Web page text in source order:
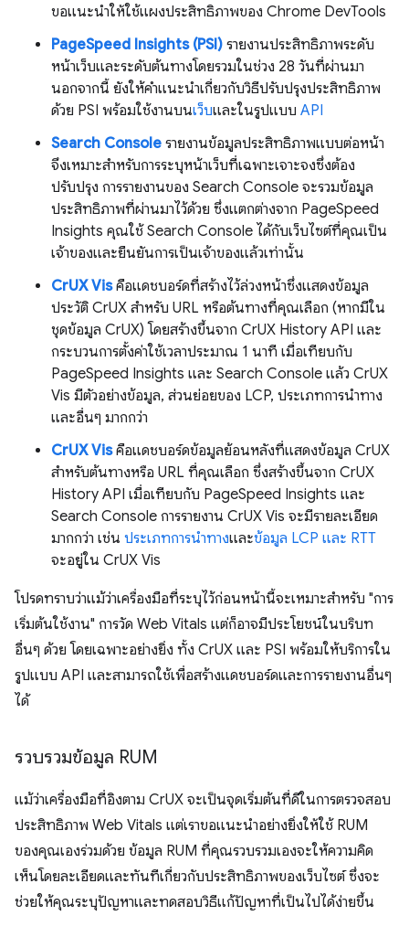
ขอแนะนำให้ใช้แผงประสิทธิภาพของ Chrome DevTools
PageSpeed Insights (PSI) รายงานประสิทธิภาพระดับ
หน้าเว็บและระดับต้นทางโดยรวมในช่วง 28 วันที่ผ่านมา
นอกจากนี้ ยังให้คำแนะนำเกี่ยวกับวิธีปรับปรุงประสิทธิภาพ
ด้วย PSI พร้อมใช้งานบนเว็บและในรูปแบบ API
Search Console รายงานข้อมูลประสิทธิภาพแบบต่อหน้า
จึงเหมาะสำหรับการระบุหน้าเว็บที่เฉพาะเจาะจงซึ่งต้อง
ปรับปรุง การรายงานของ Search Console จะรวมข้อมูล
ประสิทธิภาพที่ผ่านมาไว้ด้วย ซึ่งแตกต่างจาก PageSpeed
Insights คุณใช้ Search Console ได้กับเว็บไซต์ที่คุณเป็น
เจ้าของและยืนยันการเป็นเจ้าของแล้วเท่านั้น
CrUX Visคือแดชบอร์ดที่สร้างไว้ล่วงหน้าซึ่งแสดงข้อมูล
ประวัติ CrUX สำหรับ URL หรือต้นทางที่คุณเลือก (หากมีใน
ชุดข้อมูล CrUX) โดยสร้างขึ้นจาก CrUX History API และ
กระบวนการตั้งค่าใช้เวลาประมาณ 1 นาที เมื่อเทียบกับ
PageSpeed Insights และ Search Console แล้ว CrUX
Vis มีตัวอย่างข้อมูล, ส่วนย่อยของ LCP, ประเภทการนำทาง
และอื่นๆ มากกว่า
CrUX Visคือแดชบอร์ดข้อมูลย้อนหลังที่แสดงข้อมูล CrUX
สำหรับต้นทางหรือ URL ที่คุณเลือก ซึ่งสร้างขึ้นจาก CrUX
History API เมื่อเทียบกับ PageSpeed Insights และ
Search Console การรายงาน CrUX Vis จะมีรายละเอียด
มากกว่า เช่น ประเภทการนำทางและข้อมูล LCP และ RTT
จะอยู่ใน CrUX Vis
โปรดทราบว่าแม้ว่าเครื่องมือที่ระบุไว้ก่อนหน้านี้จะเหมาะสําหรับ "การ
เริ่มต้นใช้งาน" การวัด Web Vitals แต่ก็อาจมีประโยชน์ในบริบท
อื่นๆ ด้วย โดยเฉพาะอย่างยิ่ง ทั้ง CrUX และ PSI พร้อมให้บริการใน
รูปแบบ API และสามารถใช้เพื่อสร้างแดชบอร์ดและการรายงานอื่นๆ
ได้
รวบรวมข้อมูล RUM
แม้ว่าเครื่องมือที่อิงตาม CrUX จะเป็นจุดเริ่มต้นที่ดีในการตรวจสอบ
ประสิทธิภาพ Web Vitals แต่เราขอแนะนำอย่างยิ่งให้ใช้ RUM
ของคุณเองร่วมด้วย ข้อมูล RUM ที่คุณรวบรวมเองจะให้ความคิด
เห็นโดยละเอียดและทันทีเกี่ยวกับประสิทธิภาพของเว็บไซต์ ซึ่งจะ
ช่วยให้คุณระบุปัญหาและทดสอบวิธีแก้ปัญหาที่เป็นไปได้ง่ายขึ้น